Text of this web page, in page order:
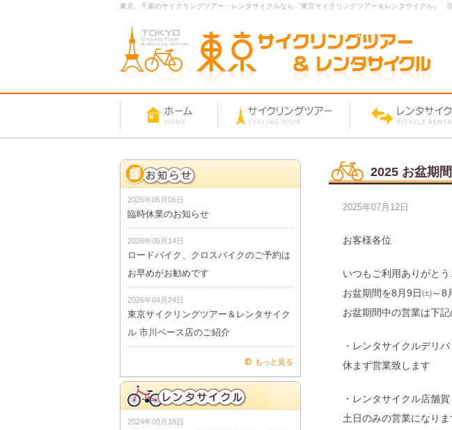
東京、千葉のサイクリングツアー・レンタサイクルなら『東京サイクリングツアー＆レンタサイクル』
2025 お盆期
2025年07月12日
お客様各位
いつもご利用ありがとう
お盆期間を8月9日㈯～8
お盆期間中の営業は下記
・レンタサイクルデリ
休まず営業致します
・レンタサイクル店舗賀
土日のみの営業になりま
2026年06月06日
臨時休業のお知らせ
2026年05月14日
ロードバイク、クロスバイクのご予約は
お早めがお勧めです
2026年04月24日
東京サイクリングツアー＆レンタサイク
ル 市川ベース店のご紹介
もっと見る
2024年03月18日